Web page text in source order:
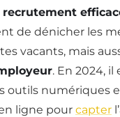
recrutement
de dénicher les
vacants, mais
. En 2024, il
outils numériques
ligne pour capter